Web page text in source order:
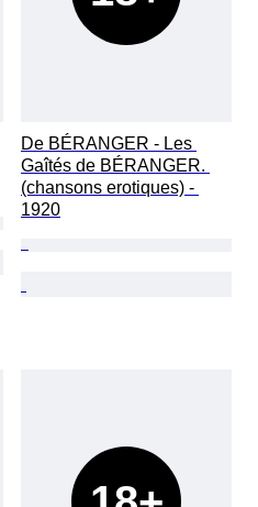
De BÉRANGER - Les
Gaîtés de BÉRANGER.
(chansons erotiques) -
1920